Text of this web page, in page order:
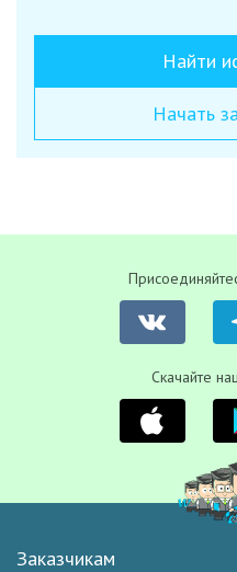
Найти
Начать
Скачайте
Заказчикам